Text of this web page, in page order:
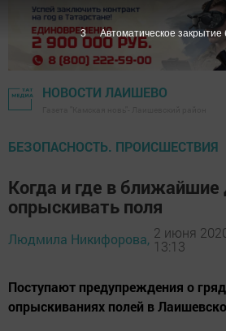
НОВОСТИ ЛАИШЕВО
БЕЗОПАСНОСТЬ. ПРОИСШЕСТВИЯ
Когда и где в ближайшие
опрыскивать поля
Людмила Никифорова, 2 июня
13:13
Поступают предупреждения о
опрыскиваниях полей в
2 Автоматическое закрытие